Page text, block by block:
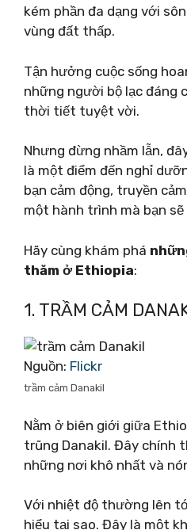
kém phần đa dạng với
vùng đất thấp.
Tận hưởng cuộc sống
những người bộ lạc đáng
thời tiết tuyệt vời.
Nhưng đừng nhầm lẫn,
là một điểm đến nghỉ
bạn cảm động, truyền
một hành trình mà bạn
Hãy cùng khám phá
thăm ở Ethiopia:
1. TRẦM CẢM
Nguồn: Flickr
trầm cảm Danakil
Nằm ở biên giới giữa
trũng Danakil. Đây chính
những nơi khô nhất và
Với nhiệt độ thường lên
hiểu tại sao. Đây là một